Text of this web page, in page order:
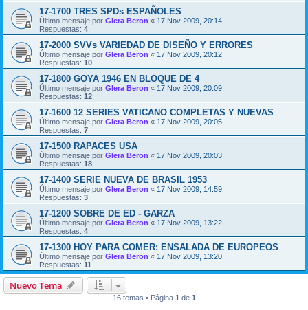
17-1700 TRES SPDs ESPAÑOLES
Último mensaje por Glera Beron « 17 Nov 2009, 20:14
Respuestas: 4
17-2000 SVVs VARIEDAD DE DISEÑO Y ERRORES
Último mensaje por Glera Beron « 17 Nov 2009, 20:12
Respuestas: 10
17-1800 GOYA 1946 EN BLOQUE DE 4
Último mensaje por Glera Beron « 17 Nov 2009, 20:09
Respuestas: 12
17-1600 12 SERIES VATICANO COMPLETAS Y NUEVAS
Último mensaje por Glera Beron « 17 Nov 2009, 20:05
Respuestas: 7
17-1500 RAPACES USA
Último mensaje por Glera Beron « 17 Nov 2009, 20:03
Respuestas: 18
17-1400 SERIE NUEVA DE BRASIL 1953
Último mensaje por Glera Beron « 17 Nov 2009, 14:59
Respuestas: 3
17-1200 SOBRE DE ED - GARZA
Último mensaje por Glera Beron « 17 Nov 2009, 13:22
Respuestas: 4
17-1300 HOY PARA COMER: ENSALADA DE EUROPEOS
Último mensaje por Glera Beron « 17 Nov 2009, 13:20
Respuestas: 11
Nuevo Tema
16 temas • Página 1 de 1